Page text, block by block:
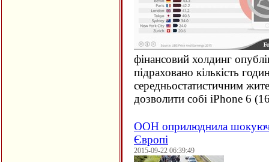
фінансовий холдинг
підраховано кількість
середньостатистичним
дозволити собі iPhone 6 (
ООН оприлюднила
Європі
2015-09-22 06:39:49